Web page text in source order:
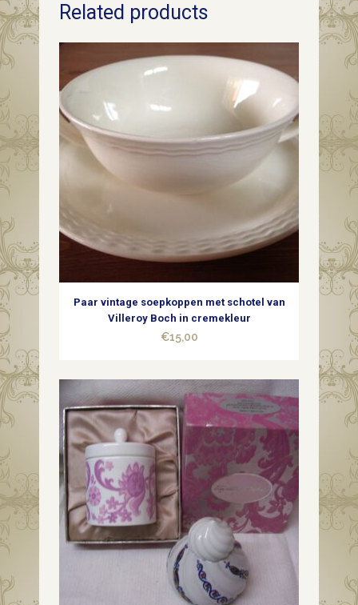
quantity
Related products
Paar vintage soepkoppen met schotel van
Villeroy Boch in cremekleur
€15,00